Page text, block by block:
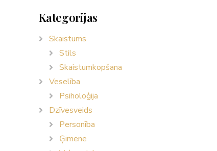
Kategorijas
Skaistums
Stils
Skaistumkopšana
Veselība
Psiholoģija
Dzīvesveids
Personība
Ģimene